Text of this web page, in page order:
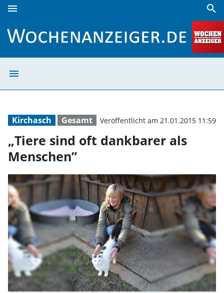
menu search
menu
Kirchasch Gesamt Veröffentlicht am 21.01.2015 11:59
„Tiere sind oft dankbarer als
Menschen”